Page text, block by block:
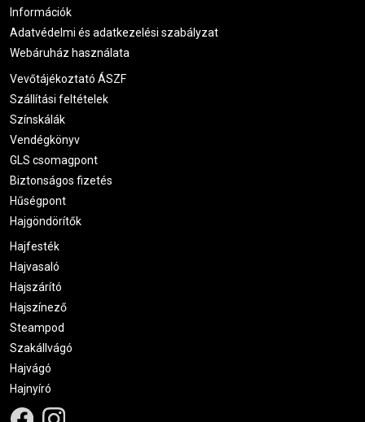
Információk
Adatvédelmi és adatkezelési szabályzat
Webáruház használata
Vevőtájékoztató ÁSZF
Szállítási feltételek
Színskálák
Vendégkönyv
GLS csomagpont
Biztonságos fizetés
Hűségpont
Hajgöndörítők
Hajfesték
Hajvasaló
Hajszárító
Hajszínező
Steampod
Szakállvágó
Hajvágó
Hajnyíró